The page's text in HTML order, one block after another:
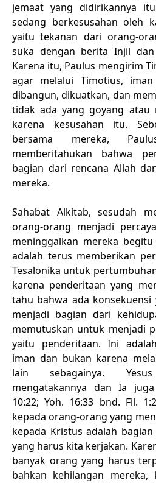
jemaat yang didirikannya
sedang berkesusahan oleh
yaitu tekanan dari orang-
suka dengan berita Injil
Karena itu, Paulus mengirim
agar melalui Timotius,
dibangun, dikuatkan, dan
tidak ada yang goyang atau
karena kesusahan itu.
bersama mereka,
memberitahukan bahwa
bagian dari rencana Allah
mereka.
Sahabat Alkitab, sesudah
orang-orang menjadi
meninggalkan mereka
adalah terus memberikan
Tesalonika untuk
karena penderitaan yang
tahu bahwa ada konsekuensi
menjadi bagian dari
memutuskan untuk menjadi
yaitu penderitaan. Ini
iman dan bukan karena
lain sebagainya.
mengatakannya dan Ia
10:22; Yoh. 16:33 bnd. Fil.
kepada orang-orang yang
kepada Kristus adalah
yang harus kita kerjakan.
banyak orang yang harus
bahkan kehilangan mereka,